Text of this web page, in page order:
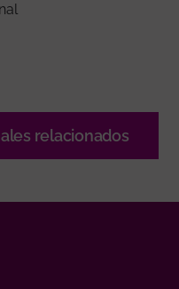
relacionados